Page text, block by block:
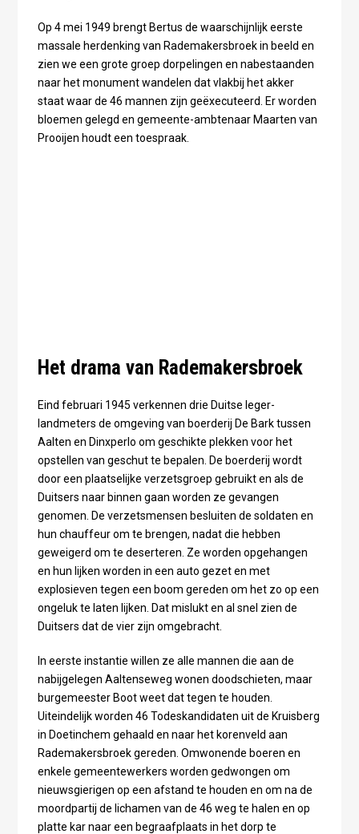
Op 4 mei 1949 brengt Bertus de waarschijnlijk eerste
massale herdenking van Rademakersbroek in beeld en
zien we een grote groep dorpelingen en nabestaanden
naar het monument wandelen dat vlakbij het akker
staat waar de 46 mannen zijn geëxecuteerd. Er worden
bloemen gelegd en gemeente-ambtenaar Maarten van
Prooijen houdt een toespraak.
Het drama van Rademakersbroek
Eind februari 1945 verkennen drie Duitse leger-
landmeters de omgeving van boerderij De Bark tussen
Aalten en Dinxperlo om geschikte plekken voor het
opstellen van geschut te bepalen. De boerderij wordt
door een plaatselijke verzetsgroep gebruikt en als de
Duitsers naar binnen gaan worden ze gevangen
genomen. De verzetsmensen besluiten de soldaten en
hun chauffeur om te brengen, nadat die hebben
geweigerd om te deserteren. Ze worden opgehangen
en hun lijken worden in een auto gezet en met
explosieven tegen een boom gereden om het zo op een
ongeluk te laten lijken. Dat mislukt en al snel zien de
Duitsers dat de vier zijn omgebracht.
In eerste instantie willen ze alle mannen die aan de
nabijgelegen Aaltenseweg wonen doodschieten, maar
burgemeester Boot weet dat tegen te houden.
Uiteindelijk worden 46 Todeskandidaten uit de Kruisberg
in Doetinchem gehaald en naar het korenveld aan
Rademakersbroek gereden. Omwonende boeren en
enkele gemeentewerkers worden gedwongen om
nieuwsgierigen op een afstand te houden en om na de
moordpartij de lichamen van de 46 weg te halen en op
platte kar naar een begraafplaats in het dorp te